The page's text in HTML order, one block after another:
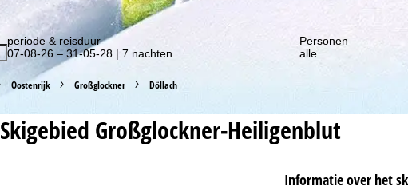
periode & reisduur
07-08-26 – 31-05-28 | 7 nachten
Personen
alle
Oostenrijk Großglockner Döllach
Skigebied Großglockner-Heiligenblut
Informatie over het